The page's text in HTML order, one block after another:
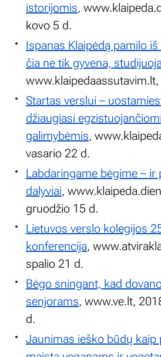
istorijomis,
kovo 5 d.
Ispanas Klaipėdą pamilo
čia ne tik gyvena,
Startas verslui –
džiaugiasi
galimybėmis,
vasario 22 d.
Labdaringame bėgime – ir
dalyviai,
gruodžio 15 d.
Lietuvos verslo kolegijos
konferencija,
spalio 21 d.
Bėgo sningant, kad
senjorams, www.ve.lt,
d.
Jaunimas ieško būdų